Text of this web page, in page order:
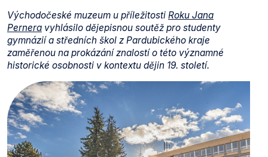
Východočeské muzeum u příležitosti Roku Jana
Pernera vyhlásilo dějepisnou soutěž pro studenty
gymnázií a středních škol z Pardubického kraje
zaměřenou na prokázání znalostí o této významné
historické osobnosti v kontextu dějin 19. století.